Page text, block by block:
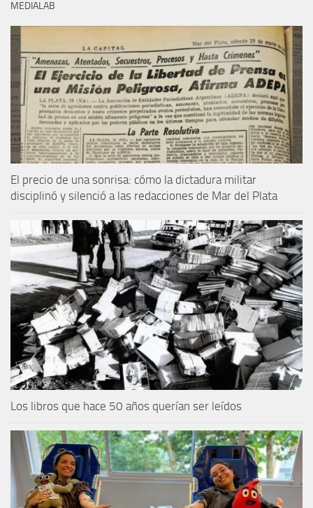
MEDIALAB
El precio de una sonrisa: cómo la dictadura militar
disciplinó y silenció a las redacciones de Mar del Plata
Los libros que hace 50 años querían ser leídos